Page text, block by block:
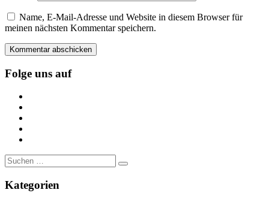
Name, E-Mail-Adresse und Website in diesem Browser für
meinen nächsten Kommentar speichern.
Folge uns auf
Suche
nach:
Kategorien